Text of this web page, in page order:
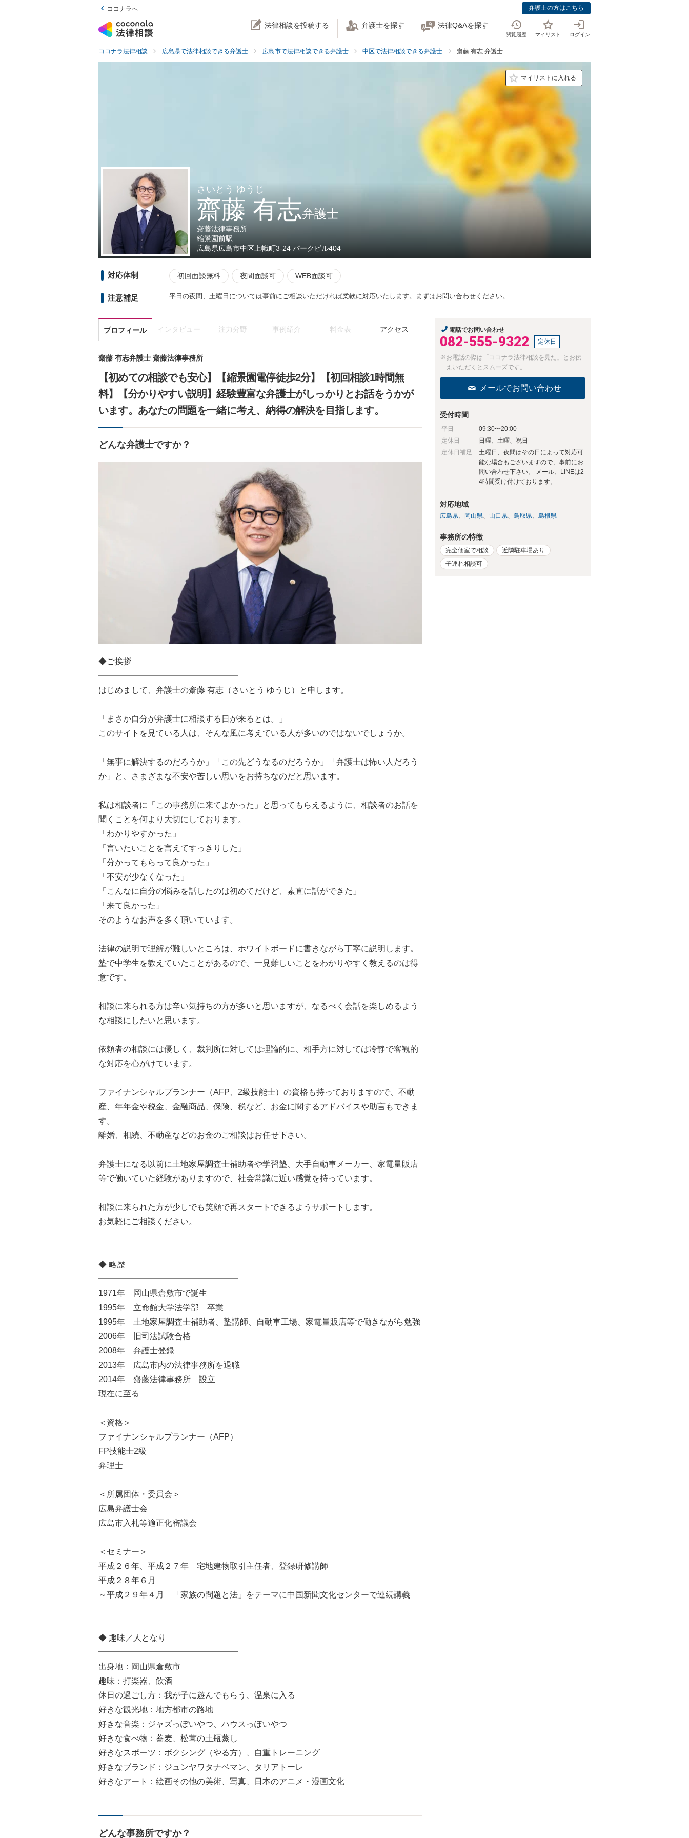
ココナラへ 弁護士の方はこちら
法律相談を投稿する 弁護士を探す 法律Q&Aを探す
閲覧履歴 マイリスト ログイン
ココナラ法律相談 広島県で法律相談できる弁護士 広島市で法律相談できる弁護士 中区で法律相談できる弁護士 齋藤 有志 弁護士
マイリストに入れる
さいとう ゆうじ
齋藤 有志弁護士
齋藤法律事務所
縮景園前駅
広島県広島市中区上幟町3-24 パークビル404
対応体制 初回面談無料 夜間面談可 WEB面談可
注意補足 平日の夜間、土曜日については事前にご相談いただければ柔軟に対応いたします。まずはお問い合わせください。
プロフィール インタビュー 注力分野 事例紹介 料金表 アクセス
齋藤 有志弁護士 齋藤法律事務所
【初めての相談でも安心】【縮景園電停徒歩2分】【初回相談1時間無
料】【分かりやすい説明】経験豊富な弁護士がしっかりとお話をうかが
います。あなたの問題を一緒に考え、納得の解決を目指します。
どんな弁護士ですか？
◆ご挨拶
━━━━━━━━━━━━━━━━━
はじめまして、弁護士の齋藤 有志（さいとう ゆうじ）と申します。
「まさか自分が弁護士に相談する日が来るとは。」
このサイトを見ている人は、そんな風に考えている人が多いのではないでしょうか。
「無事に解決するのだろうか」「この先どうなるのだろうか」「弁護士は怖い人だろう
か」と、さまざまな不安や苦しい思いをお持ちなのだと思います。
私は相談者に「この事務所に来てよかった」と思ってもらえるように、相談者のお話を
聞くことを何より大切にしております。
「わかりやすかった」
「言いたいことを言えてすっきりした」
「分かってもらって良かった」
「不安が少なくなった」
「こんなに自分の悩みを話したのは初めてだけど、素直に話ができた」
「来て良かった」
そのようなお声を多く頂いています。
法律の説明で理解が難しいところは、ホワイトボードに書きながら丁寧に説明します。
塾で中学生を教えていたことがあるので、一見難しいことをわかりやすく教えるのは得
意です。
相談に来られる方は辛い気持ちの方が多いと思いますが、なるべく会話を楽しめるよう
な相談にしたいと思います。
依頼者の相談には優しく、裁判所に対しては理論的に、相手方に対しては冷静で客観的
な対応を心がけています。
ファイナンシャルプランナー（AFP、2級技能士）の資格も持っておりますので、不動
産、年年金や税金、金融商品、保険、税など、お金に関するアドバイスや助言もできま
す。
離婚、相続、不動産などのお金のご相談はお任せ下さい。
弁護士になる以前に土地家屋調査士補助者や学習塾、大手自動車メーカー、家電量販店
等で働いていた経験がありますので、社会常識に近い感覚を持っています。
相談に来られた方が少しでも笑顔で再スタートできるようサポートします。
お気軽にご相談ください。
◆ 略歴
━━━━━━━━━━━━━━━━━
1971年 岡山県倉敷市で誕生
1995年 立命館大学法学部 卒業
1995年 土地家屋調査士補助者、塾講師、自動車工場、家電量販店等で働きながら勉強
2006年 旧司法試験合格
2008年 弁護士登録
2013年 広島市内の法律事務所を退職
2014年 齋藤法律事務所 設立
現在に至る
＜資格＞
ファイナンシャルプランナー（AFP）
FP技能士2級
弁理士
＜所属団体・委員会＞
広島弁護士会
広島市入札等適正化審議会
＜セミナー＞
平成２６年、平成２７年 宅地建物取引主任者、登録研修講師
平成２８年６月
～平成２９年４月 「家族の問題と法」をテーマに中国新聞文化センターで連続講義
◆ 趣味／人となり
━━━━━━━━━━━━━━━━━
出身地：岡山県倉敷市
趣味：打楽器、飲酒
休日の過ごし方：我が子に遊んでもらう、温泉に入る
好きな観光地：地方都市の路地
好きな音楽：ジャズっぽいやつ、ハウスっぽいやつ
好きな食べ物：蕎麦、松茸の土瓶蒸し
好きなスポーツ：ボクシング（やる方）、自重トレーニング
好きなブランド：ジュンヤワタナベマン、タリアトーレ
好きなアート：絵画その他の美術、写真、日本のアニメ・漫画文化
どんな事務所ですか？
電話でお問い合わせ
082-555-9322 定休日
※お電話の際は「ココナラ法律相談を見た」とお伝
えいただくとスムーズです。
メールでお問い合わせ
受付時間
平日
09:30〜20:00
定休日
日曜、土曜、祝日
定休日補足
土曜日、夜間はその日によって対応可
能な場合もございますので、事前にお
問い合わせ下さい。 メール、LINEは2
4時間受け付けております。
対応地域
広島県 岡山県 山口県 鳥取県 島根県
事務所の特徴
完全個室で相談
近隣駐車場あり
子連れ相談可